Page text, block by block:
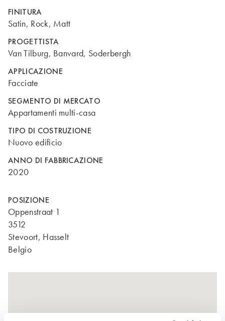
FINITURA
Satin, Rock, Matt
PROGETTISTA
Van Tilburg, Banvard, Soderbergh
APPLICAZIONE
Facciate
SEGMENTO DI MERCATO
Appartamenti multi-casa
TIPO DI COSTRUZIONE
Nuovo edificio
ANNO DI FABBRICAZIONE
2020
POSIZIONE
Oppenstraat 1
3512
Stevoort, Hasselt
Belgio